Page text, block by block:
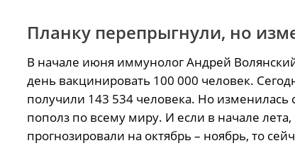
Планку перепрыгнули, но
В начале июня иммунолог Андрей
день вакцинировать 100 000 человек.
получили 143 534 человека. Но
пополз по всему миру. И если в начале
прогнозировали на октябрь – ноябрь, то